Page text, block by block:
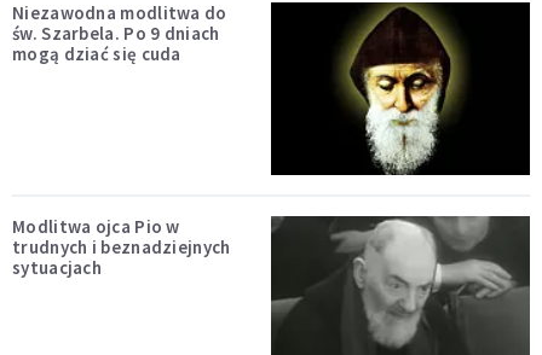
Niezawodna modlitwa do
św. Szarbela. Po 9 dniach
mogą dziać się cuda
Modlitwa ojca Pio w
trudnych i beznadziejnych
sytuacjach